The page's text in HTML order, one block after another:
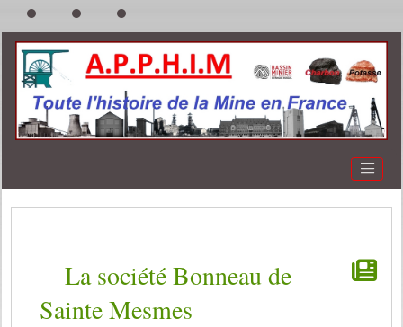
La société Bonneau de
Sainte Mesmes